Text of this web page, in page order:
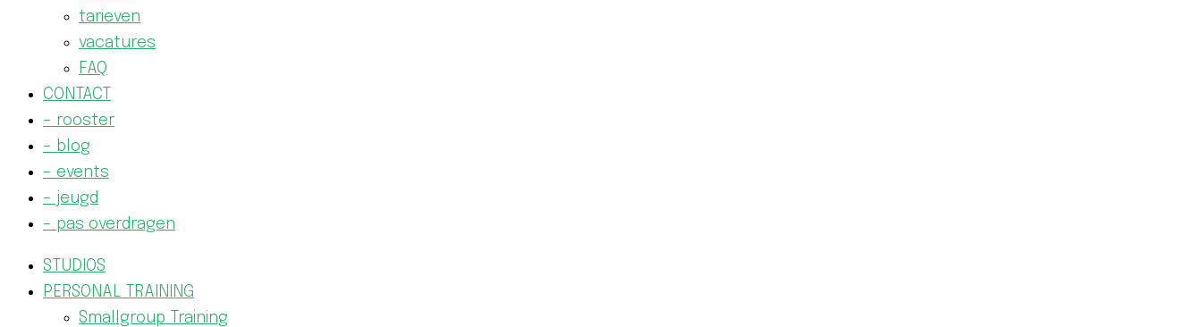
tarieven
vacatures
FAQ
CONTACT
– rooster
– blog
– events
– jeugd
– pas overdragen
STUDIOS
PERSONAL TRAINING
Smallgroup Training